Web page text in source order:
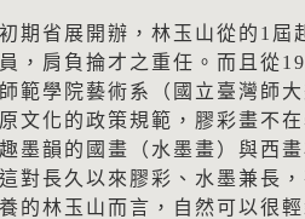
期省展開辦，林玉山從的1屆
，肩負掄才之重任。而且從
範學院藝術系（國立臺灣師
文化的政策規範，膠彩畫不
墨韻的國畫（水墨畫）與西
對長久以來膠彩、水墨兼長
的林玉山而言，自然可以很